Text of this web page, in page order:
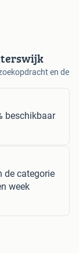
en de
beschikbaar
de categorie
week